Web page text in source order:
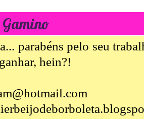
parabéns pelo seu
hein?!